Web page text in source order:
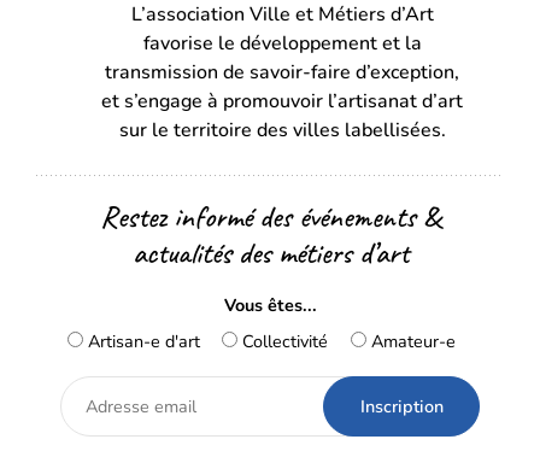
un
onglet)onglet)
L’association Ville et Métiers d’Art
favorise le développement et la
transmission de savoir-faire d’exception,
et s’engage à promouvoir l’artisanat d’art
sur le territoire des villes labellisées.
Restez informé des événements &
actualités des métiers d’art
Vous êtes...
Artisan-e d'art
Collectivité Amateur-e
Adresse
email